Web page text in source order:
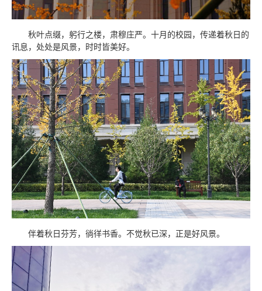
秋叶点缀，躬行之楼，肃穆庄严。十月的校园，传递着秋日的
讯息，处处是风景，时时皆美好。
伴着秋日芬芳，徜徉书香。不觉秋已深，正是好风景。